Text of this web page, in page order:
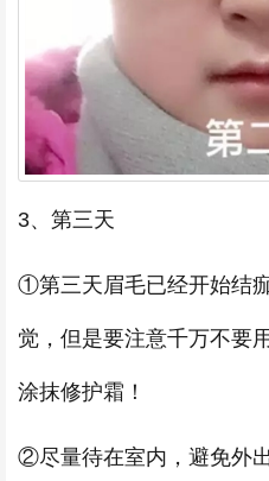
3、第三天
①第三天眉毛已经开始结
觉，但是要注意千万不要
涂抹修护霜！
②尽量待在室内，避免外